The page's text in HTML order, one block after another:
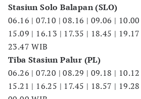
Stasiun Solo Balapan (SLO)
06.16 | 07.10 | 08.16 | 09.06 |
15.09 | 16.13 | 17.35 | 18.45 |
23.47 WIB
Tiba Stasiun Palur (PL)
06.26 | 07.20 | 08.29 | 09.18 |
15.21 | 16.25 | 17.45 | 18.57 |